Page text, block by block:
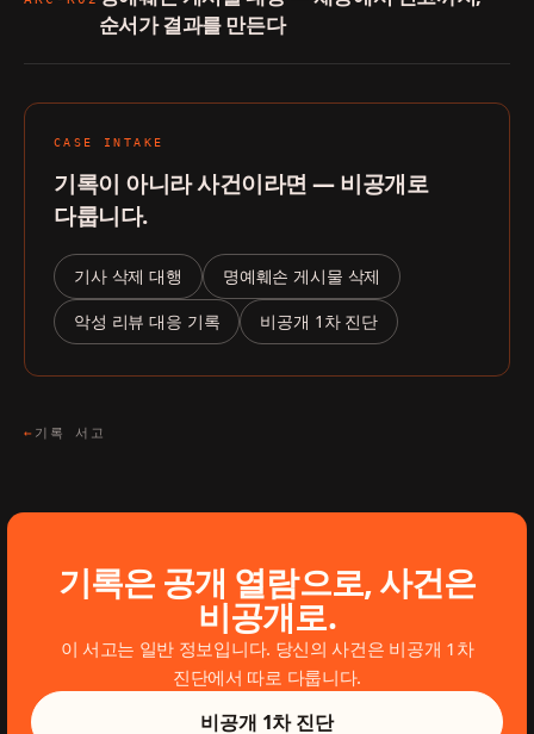
순서가 결과를 만든다
CASE INTAKE
기록이 아니라 사건이라면 — 비공개로
다룹니다.
기사 삭제 대행
명예훼손 게시물 삭제
악성 리뷰 대응 기록
비공개 1차 진단
← 기록 서고
기록은 공개 열람으로, 사건은
비공개로.
이 서고는 일반 정보입니다. 당신의 사건은 비공개 1차
진단에서 따로 다룹니다.
비공개 1차 진단